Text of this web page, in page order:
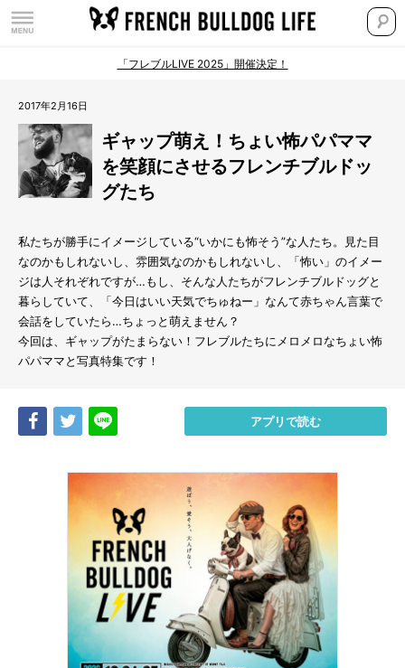
「フレブルLIVE 2025」開催決定！
2017年2月16日
ギャップ萌え！ちょい怖パパママ
を笑顔にさせるフレンチブルドッ
グたち
私たちが勝手にイメージしている“いかにも怖そう”な人たち。見た目
なのかもしれないし、雰囲気なのかもしれないし、「怖い」のイメー
ジは人それぞれですが…もし、そんな人たちがフレンチブルドッグと
暮らしていて、「今日はいい天気でちゅねー」なんて赤ちゃん言葉で
会話をしていたら…ちょっと萌えません？
今回は、ギャップがたまらない！フレブルたちにメロメロなちょい怖
パパママと写真特集です！
Share Tweet アプリで読む